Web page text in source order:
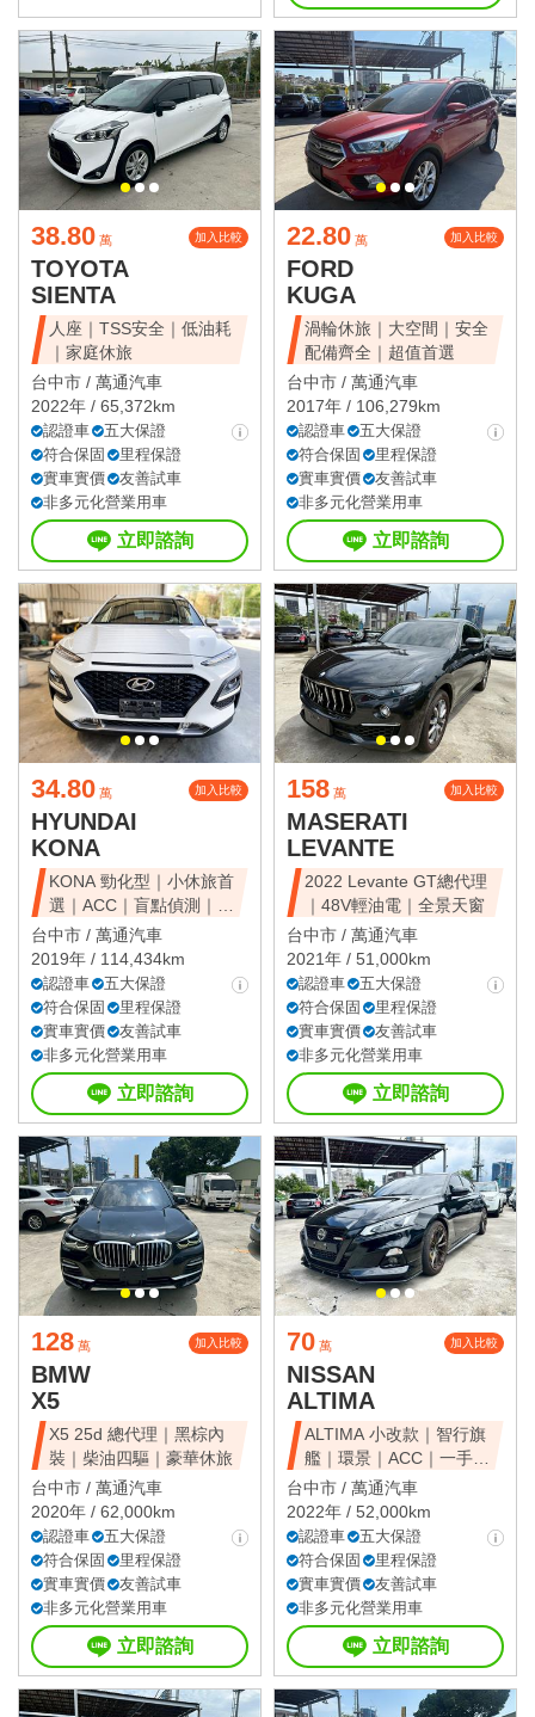
38.80 萬 加入比較
TOYOTA
SIENTA
人座｜TSS安全｜低油耗
｜家庭休旅
台中市 / 萬通汽車
2022年 / 65,372km
認證車
五大保證
符合保固
里程保證
實車實價
友善試車
非多元化營業用車
立即諮詢
22.80 萬 加入比較
FORD
KUGA
渦輪休旅｜大空間｜安全
配備齊全｜超值首選
台中市 / 萬通汽車
2017年 / 106,279km
認證車
五大保證
符合保固
里程保證
實車實價
友善試車
非多元化營業用車
立即諮詢
34.80 萬 加入比較
HYUNDAI
KONA
KONA 勁化型｜小休旅首
選｜ACC｜盲點偵測｜省
油好開
台中市 / 萬通汽車
2019年 / 114,434km
認證車
五大保證
符合保固
里程保證
實車實價
友善試車
非多元化營業用車
立即諮詢
158 萬 加入比較
MASERATI
LEVANTE
2022 Levante GT總代理
｜48V輕油電｜全景天窗
台中市 / 萬通汽車
2021年 / 51,000km
認證車
五大保證
符合保固
里程保證
實車實價
友善試車
非多元化營業用車
立即諮詢
128 萬 加入比較
BMW
X5
X5 25d 總代理｜黑棕內
裝｜柴油四驅｜豪華休旅
台中市 / 萬通汽車
2020年 / 62,000km
認證車
五大保證
符合保固
里程保證
實車實價
友善試車
非多元化營業用車
立即諮詢
70 萬 加入比較
NISSAN
ALTIMA
ALTIMA 小改款｜智行旗
艦｜環景｜ACC｜一手美
車
台中市 / 萬通汽車
2022年 / 52,000km
認證車
五大保證
符合保固
里程保證
實車實價
友善試車
非多元化營業用車
立即諮詢